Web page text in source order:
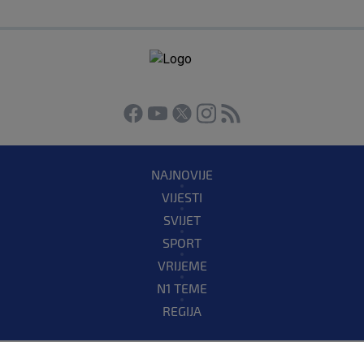
NAJNOVIJE
VIJESTI
SVIJET
SPORT
VRIJEME
N1 TEME
REGIJA